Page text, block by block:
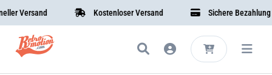
Versand Kostenloser Versand Sichere Bezahlung